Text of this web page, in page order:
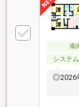
南
システ
◎2026